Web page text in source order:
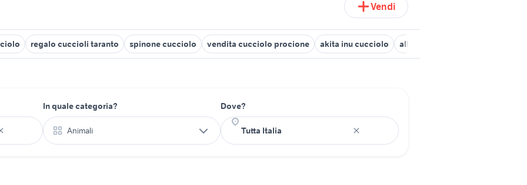
Vendi
regalo cuccioli taranto spinone cucciolo vendita cucciolo procione akita inu cucciolo allevamenti pinscher toy
In quale categoria?
Animali
Dove?